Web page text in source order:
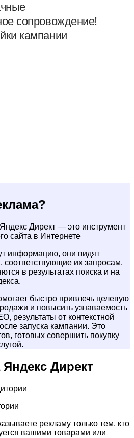
сопровождение!
кампании
Директ — это инструмент
сайта в Интернете
информацию, они видят
их запросам.
в результатах поиска и на
быстро привлечь целевую
и повысить узнаваемость
результаты от контекстной
запуска кампании. Это
готовых совершить покупку
Яндекс Директ
рекламу только тем, кто
вашими товарами или